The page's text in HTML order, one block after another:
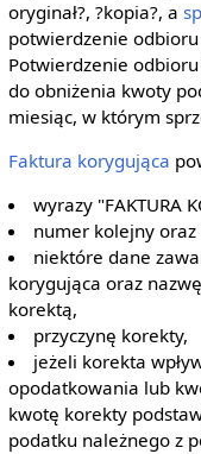
oryginał?, ?kopia?, a
potwierdzenie
Potwierdzenie
do obniżenia kwoty
miesiąc, w którym
Faktura korygująca
wyrazy "FAKTURA
numer kolejny
niektóre dane
korygująca oraz
korektą,
przyczynę korekty,
jeżeli korekta
opodatkowania lub
kwotę korekty
podatku należnego z